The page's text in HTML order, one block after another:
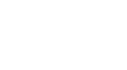
Málaga CF (2):
Dotor (Ramón;
64′), Joaquín